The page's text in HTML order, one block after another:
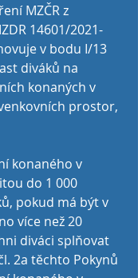
MZČR z
14601/2021-
v bodu I/13
diváků na
konaných v
prostor,
konaného v
do 1 000
pokud má být v
více než 20
diváci splňovat
2a těchto Pokynů